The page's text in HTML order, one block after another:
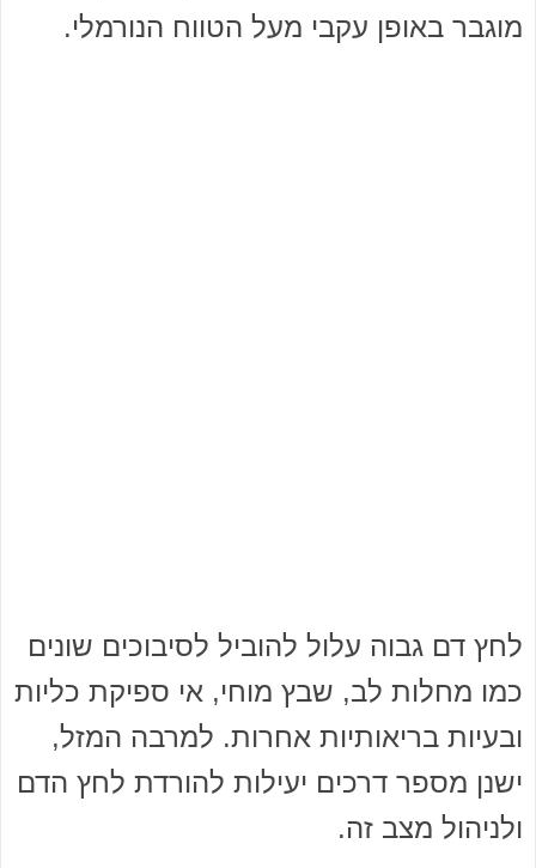
מוגבר באופן עקבי מעל הטווח הנורמלי.
לחץ דם גבוה עלול להוביל לסיבוכים שונים
כמו מחלות לב, שבץ מוחי, אי ספיקת כליות
ובעיות בריאותיות אחרות. למרבה המזל,
ישנן מספר דרכים יעילות להורדת לחץ הדם
ולניהול מצב זה.